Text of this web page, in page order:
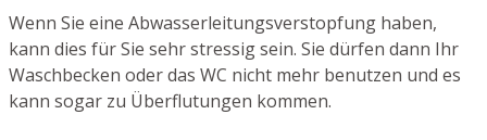
Wenn Sie eine Abwasserleitungsverstopfung haben,
kann dies für Sie sehr stressig sein. Sie dürfen dann Ihr
Waschbecken oder das WC nicht mehr benutzen und es
kann sogar zu Überflutungen kommen.